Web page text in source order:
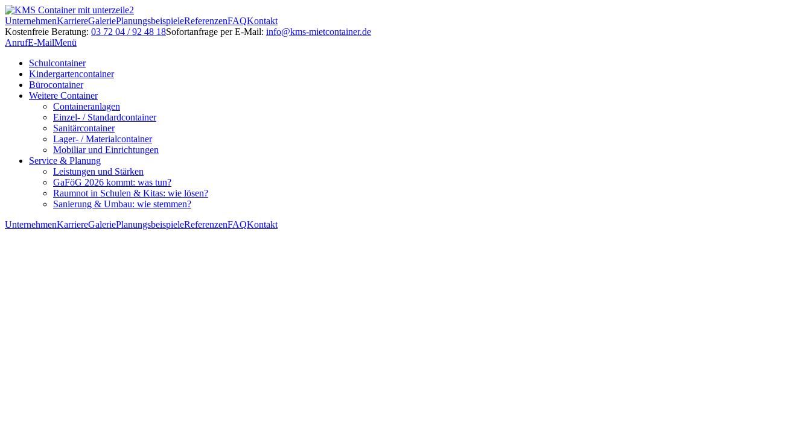
UnternehmenKarriereGaleriePlanungsbeispieleReferenzenFAQKontakt
Kostenfreie Beratung: 03 72 04 / 92 48 18Sofortanfrage per E-Mail: info@kms-mietcontainer.de
AnrufE-MailMenü
Schulcontainer
Kindergartencontainer
Bürocontainer
Weitere Container
Containeranlagen
Einzel- / Standardcontainer
Sanitärcontainer
Lager- / Materialcontainer
Mobiliar und Einrichtungen
Service & Planung
Leistungen und Stärken
GaFöG 2026 kommt: was tun?
Raumnot in Schulen & Kitas: wie lösen?
Sanierung & Umbau: wie stemmen?
UnternehmenKarriereGaleriePlanungsbeispieleReferenzenFAQKontakt